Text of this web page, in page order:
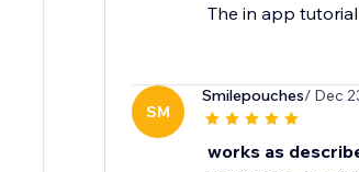
The in app
SM
Smilepouches/ Dec
works as